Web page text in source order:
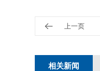
上一页
相关新闻